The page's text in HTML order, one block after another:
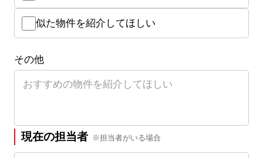
似た物件を紹介してほしい
その他
現在の担当者 ※担当者がいる場合